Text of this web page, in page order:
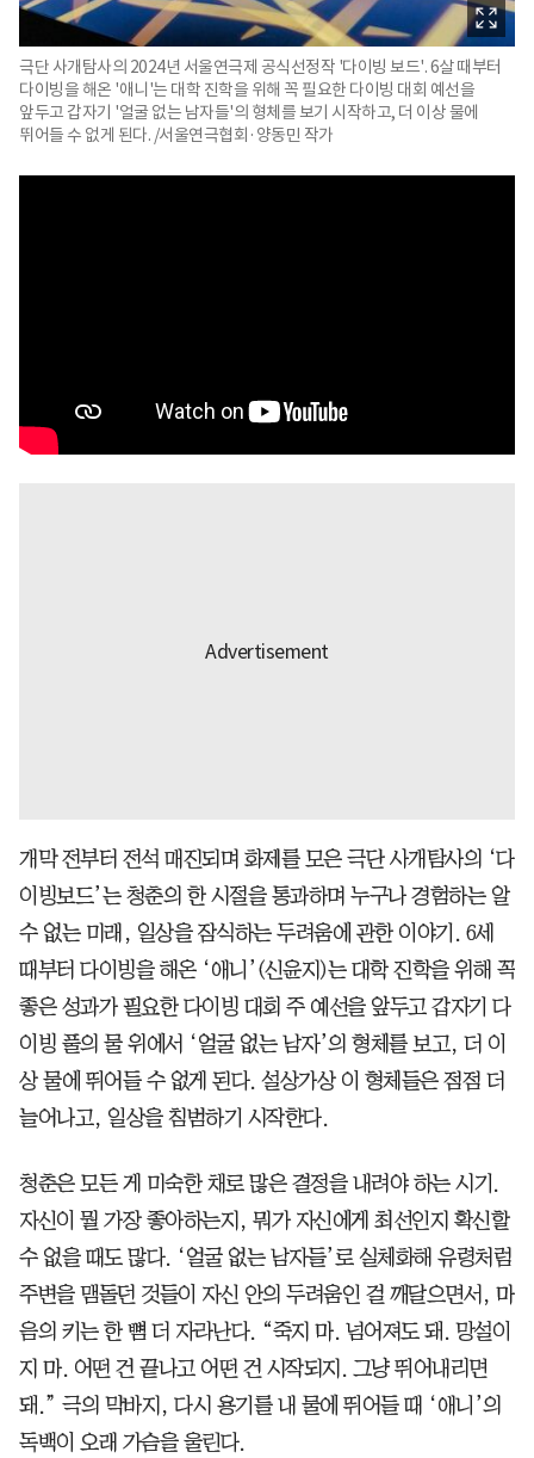
극단 사개탐사의 2024년 서울연극제 공식선정작 '다이빙 보드'. 6살 때부터
다이빙을 해온 '애니'는 대학 진학을 위해 꼭 필요한 다이빙 대회 예선을
앞두고 갑자기 '얼굴 없는 남자들'의 형체를 보기 시작하고, 더 이상 물에
뛰어들 수 없게 된다. /서울연극협회·양동민 작가
개막 전부터 전석 매진되며 화제를 모은 극단 사개탐사의 ‘다
이빙보드’는 청춘의 한 시절을 통과하며 누구나 경험하는 알
수 없는 미래, 일상을 잠식하는 두려움에 관한 이야기. 6세
때부터 다이빙을 해온 ‘애니’(신윤지)는 대학 진학을 위해 꼭
좋은 성과가 필요한 다이빙 대회 주 예선을 앞두고 갑자기 다
이빙 풀의 물 위에서 ‘얼굴 없는 남자’의 형체를 보고, 더 이
상 물에 뛰어들 수 없게 된다. 설상가상 이 형체들은 점점 더
늘어나고, 일상을 침범하기 시작한다.
청춘은 모든 게 미숙한 채로 많은 결정을 내려야 하는 시기.
자신이 뭘 가장 좋아하는지, 뭐가 자신에게 최선인지 확신할
수 없을 때도 많다. ‘얼굴 없는 남자들’로 실체화해 유령처럼
주변을 맴돌던 것들이 자신 안의 두려움인 걸 깨달으면서, 마
음의 키는 한 뼘 더 자라난다. “죽지 마. 넘어져도 돼. 망설이
지 마. 어떤 건 끝나고 어떤 건 시작되지. 그냥 뛰어내리면
돼.” 극의 막바지, 다시 용기를 내 물에 뛰어들 때 ‘애니’의
독백이 오래 가슴을 울린다.